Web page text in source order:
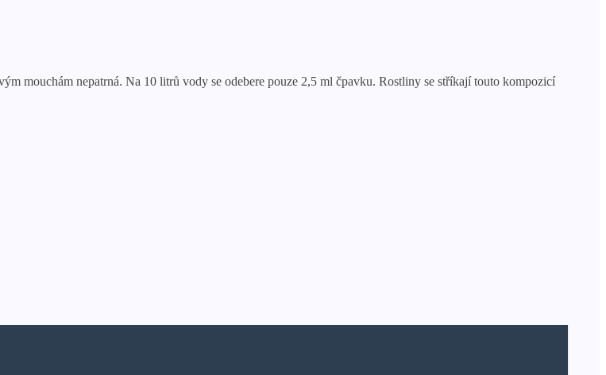
mouchám nepatrná. Na 10 litrů vody se odebere pouze 2,5 ml čpavku. Rostliny se stříkají touto kompozicí